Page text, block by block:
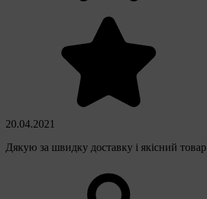
20.04.2021
Дякую за швидку доставку і якісний товар